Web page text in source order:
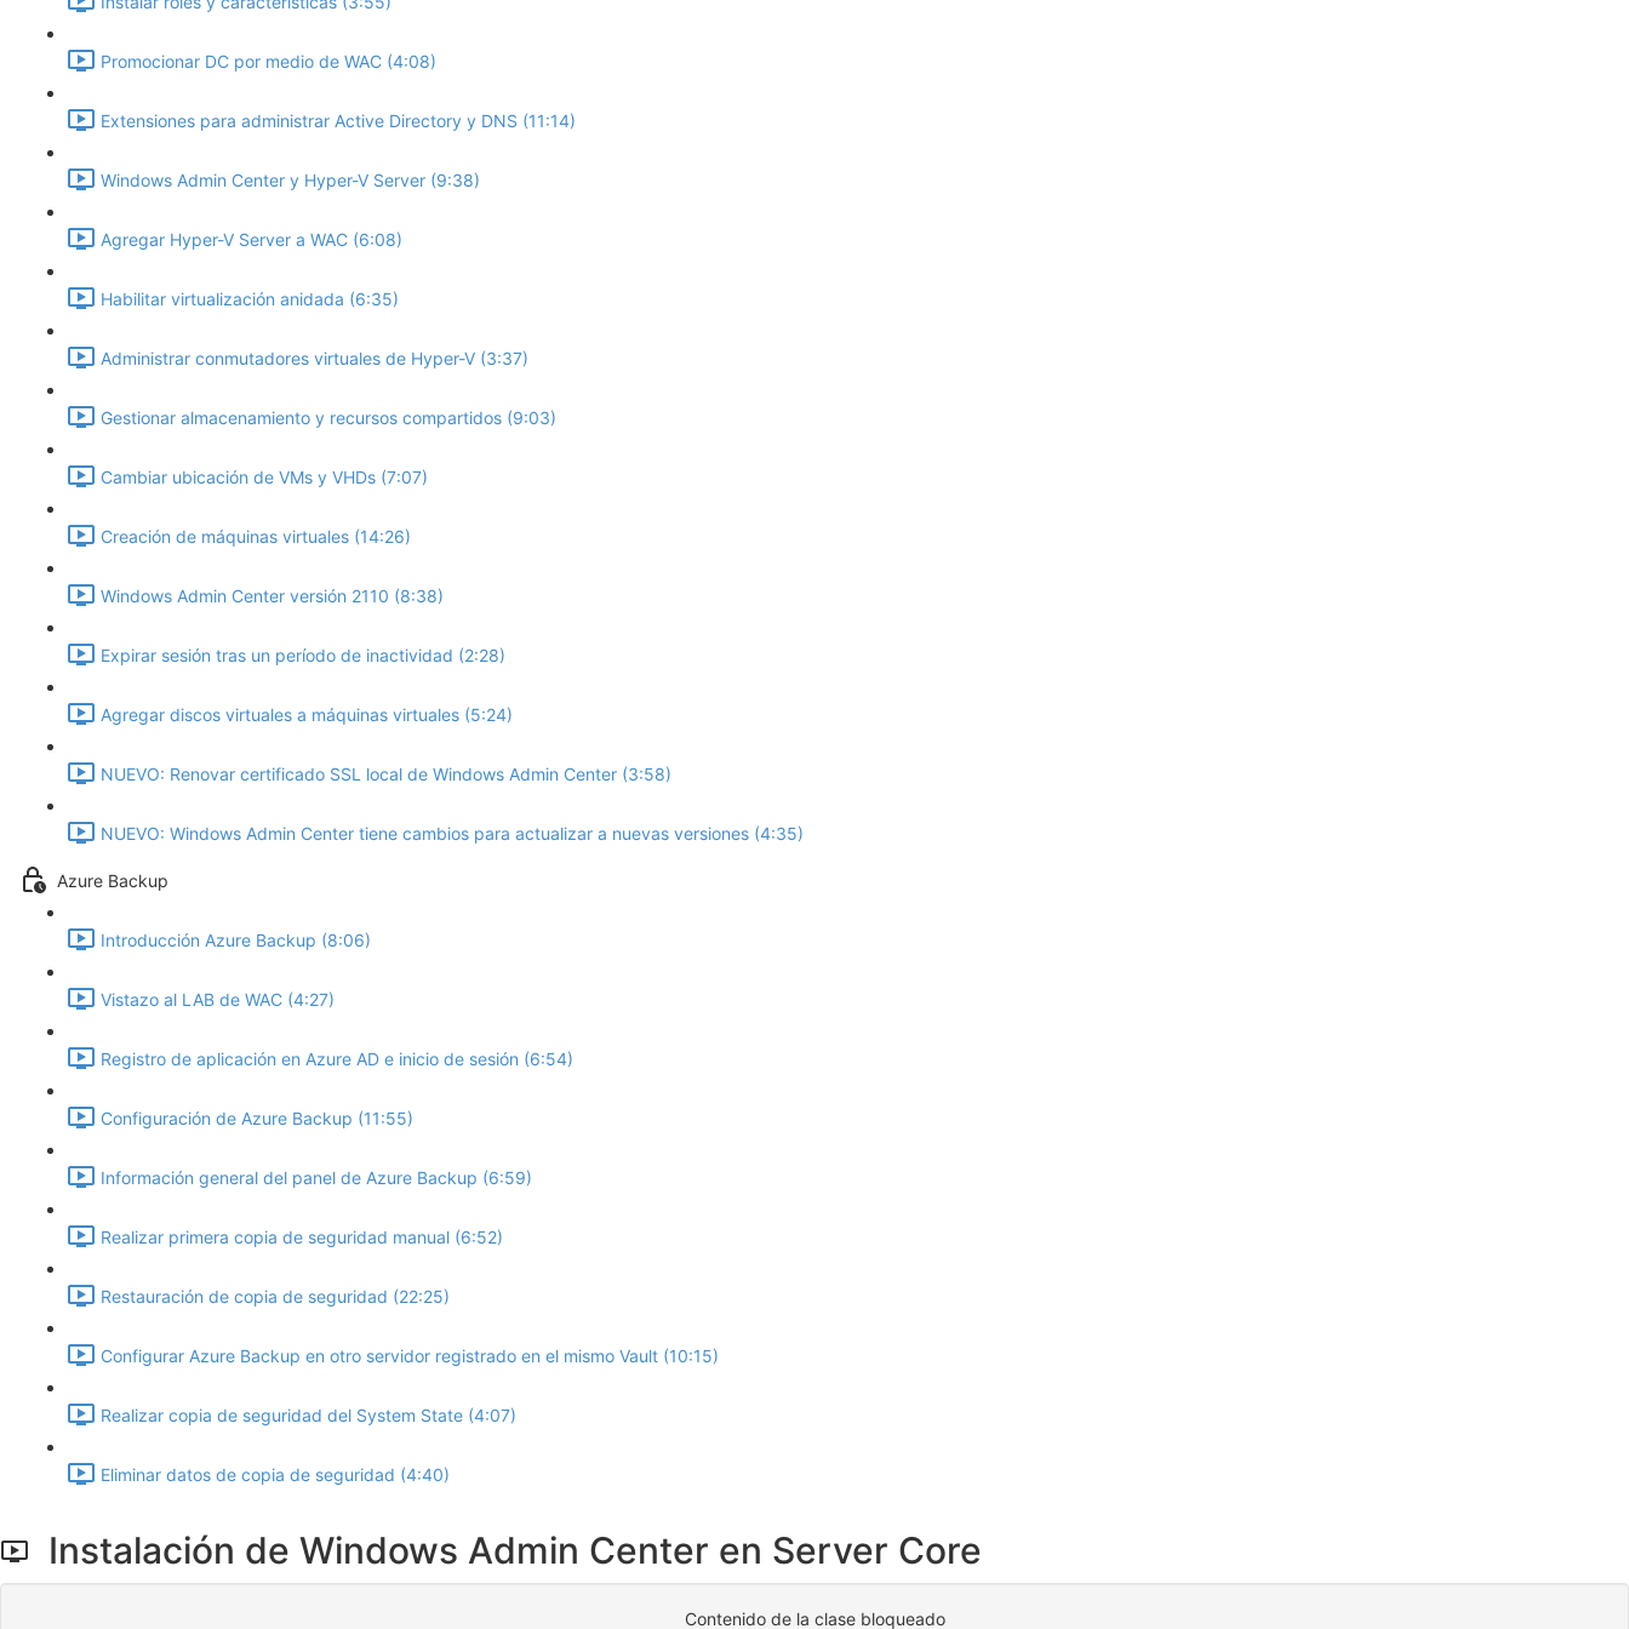
Promocionar DC por medio de WAC (4:08)
Extensiones para administrar Active Directory y DNS (11:14)
Windows Admin Center y Hyper-V Server (9:38)
Agregar Hyper-V Server a WAC (6:08)
Habilitar virtualización anidada (6:35)
Administrar conmutadores virtuales de Hyper-V (3:37)
Gestionar almacenamiento y recursos compartidos (9:03)
Cambiar ubicación de VMs y VHDs (7:07)
Creación de máquinas virtuales (14:26)
Windows Admin Center versión 2110 (8:38)
Expirar sesión tras un período de inactividad (2:28)
Agregar discos virtuales a máquinas virtuales (5:24)
NUEVO: Renovar certificado SSL local de Windows Admin Center (3:58)
NUEVO: Windows Admin Center tiene cambios para actualizar a nuevas versiones (4:35)
Azure Backup
Introducción Azure Backup (8:06)
Vistazo al LAB de WAC (4:27)
Registro de aplicación en Azure AD e inicio de sesión (6:54)
Configuración de Azure Backup (11:55)
Información general del panel de Azure Backup (6:59)
Realizar primera copia de seguridad manual (6:52)
Restauración de copia de seguridad (22:25)
Configurar Azure Backup en otro servidor registrado en el mismo Vault (10:15)
Realizar copia de seguridad del System State (4:07)
Eliminar datos de copia de seguridad (4:40)
Instalación de Windows Admin Center en Server Core
Contenido de la clase bloqueado